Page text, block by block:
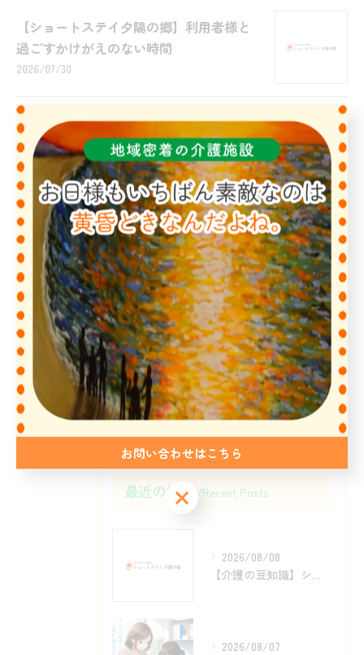
【ショートステイ夕陽の郷】利用者様と
過ごすかけがえのない時間
2026/07/30
1 2 3 4
カテゴリー Categories
全てのカテゴリー
にかほ市の方へ
ショートステイ
一時的
他施設入所待ち
求人
最近の投稿 Recent Posts
2026/08/08
【介護の豆知識】ショートステイを利用するメリットとは？
2026/08/07
お問い合わせはこちら